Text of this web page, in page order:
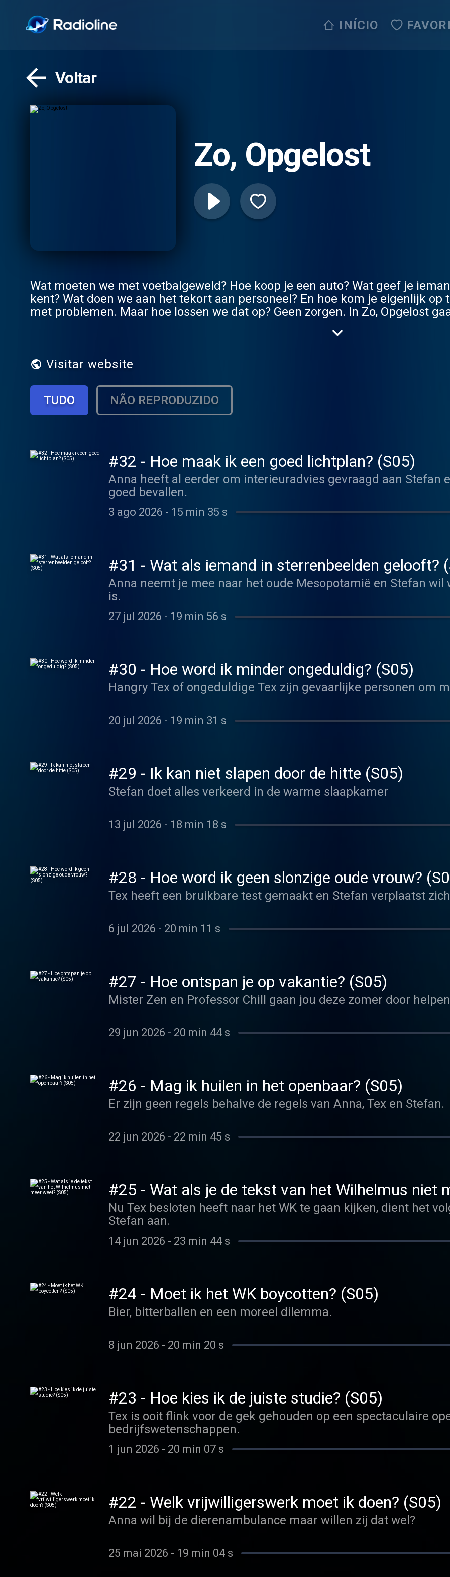
INÍCIO
Voltar
Zo, Opgelost
Wat moeten we met voetbalgeweld? Hoe koop je een auto? Wat geef je
kent? Wat doen we aan het tekort aan personeel? En hoe kom je eigenlijk op
met problemen. Maar hoe lossen we dat op? Geen zorgen. In Zo, Opgelost
onderwerpen te lijf en lossen het voor je op. Elke maandag en vrijdag hoor
en Stefan twee uitzendingen live op vanuit Droog in Amsterdam. Kom langs
https://www.droog.com/event/zo-opgelost/ Heb jij een probleem dat je graag opgelost zou zien?
Stuur ons een dm via @zo_opgelost of een maitje naar podcast@kro-
binnenkort een probleem armer! Jingle: Bovenburen (@bovenburen)
Visitar website
TUDO NÃO REPRODUZIDO
#32 - Hoe maak ik een goed lichtplan? (S05)
Anna heeft al eerder om interieuradvies gevraagd aan Stefan
goed bevallen.
3 ago 2026 - 15 min 35 s
#31 - Wat als iemand in sterrenbeelden gelooft?
Anna neemt je mee naar het oude Mesopotamië en Stefan wil
is.
27 jul 2026 - 19 min 56 s
#30 - Hoe word ik minder ongeduldig? (S05)
Hangry Tex of ongeduldige Tex zijn gevaarlijke personen om
20 jul 2026 - 19 min 31 s
#29 - Ik kan niet slapen door de hitte (S05)
Stefan doet alles verkeerd in de warme slaapkamer
13 jul 2026 - 18 min 18 s
#28 - Hoe word ik geen slonzige oude vrouw?
Tex heeft een bruikbare test gemaakt en Stefan verplaatst
6 jul 2026 - 20 min 11 s
#27 - Hoe ontspan je op vakantie? (S05)
Mister Zen en Professor Chill gaan jou deze zomer door
29 jun 2026 - 20 min 44 s
#26 - Mag ik huilen in het openbaar? (S05)
Er zijn geen regels behalve de regels van Anna, Tex en Stefan.
22 jun 2026 - 22 min 45 s
#25 - Wat als je de tekst van het Wilhelmus niet
Nu Tex besloten heeft naar het WK te gaan kijken, dient het
Stefan aan.
14 jun 2026 - 23 min 44 s
#24 - Moet ik het WK boycotten? (S05)
Bier, bitterballen en een moreel dilemma.
8 jun 2026 - 20 min 20 s
#23 - Hoe kies ik de juiste studie? (S05)
Tex is ooit flink voor de gek gehouden op een spectaculaire
bedrijfswetenschappen.
1 jun 2026 - 20 min 07 s
#22 - Welk vrijwilligerswerk moet ik doen? (S05)
Anna wil bij de dierenambulance maar willen zij dat wel?
25 mai 2026 - 19 min 04 s